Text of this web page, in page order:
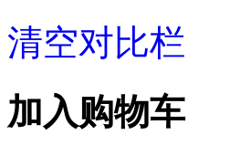
清空对比栏
加入购物车